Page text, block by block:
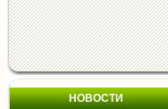
НОВОСТИ